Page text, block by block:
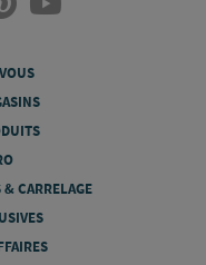
CARRELAGE